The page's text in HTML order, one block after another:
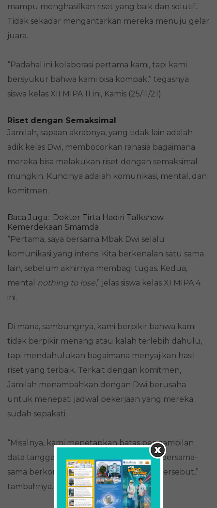
mampu menghasilkan riset yang baik dan solutif.
Tidak sekadar mengantarkan mereka menuju gelar
juara.
“Padahal ini kolaborasi pertama kami, tapi kami
bersyukur bahwa kami bisa kompak,” tegasnya
siswa kelas XII MIPA 11 ini, Kamis (25/11/21).
Riset dengan Semaksimal
Jamilah, sapaan akrabnya, yang tidak lain adalah
adik kelas Dwi, membocorkan rahasia bagaimana
mereka bisa melakukan riset dengan semaksimal
mungkin. Kuncinya adalah komunikasi, mental, dan
komitmen.
Baca Juga:
Dokter Tirta Hadiri Talkshow
Kemerdekaan Smamda
“Pertama, saya bersama Mbak Dwi selalu
komunikasi yang intens. Kita berkenalan satu sama
lain, sebelum akhirnya membagi tugas. Kedua,
mental
nothing to lose,” jelas siswa kelas XI MIPA 4
ini.
Di mana, sambungnya, kami berpikir bahwa kami
tidak berpikir menang atau kalah terlebih dahulu,
tapi mendahulukan bagaimana menyajikan hasil
riset yang terbaik. Terkait dengan komitmen,
Jamilah menambahkan dengan Dwi berusaha
untuk menepati jadwal pekerjaan yang mereka
sudah sepakati.
“Misalnya, kami menetapkan batas pengambilan
data tanggal sekian, maka kami berdua bersama-
sama berkomitmen mematuhi tanggal tersebut,”
tambahnya.